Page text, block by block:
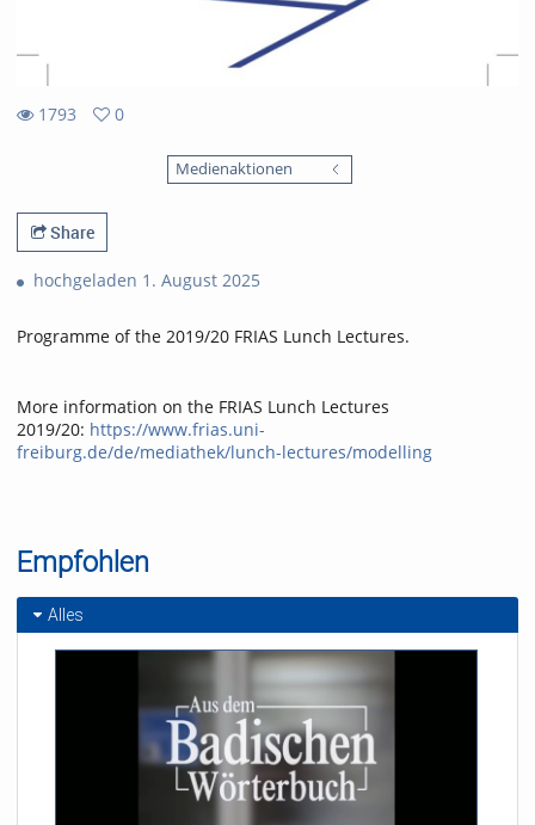
1793
0
Medienaktionen
Share
hochgeladen 1. August 2025
Programme of the 2019/20 FRIAS Lunch Lectures.
More information on the FRIAS Lunch Lectures
2019/20: https://www.frias.uni-
freiburg.de/de/mediathek/lunch-lectures/modelling
Empfohlen
Alles